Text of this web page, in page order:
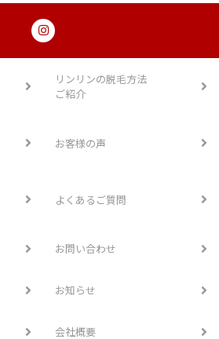
リンリンの脱毛方法
ご紹介
お客様の声
よくあるご質問
お問い合わせ
お知らせ
会社概要